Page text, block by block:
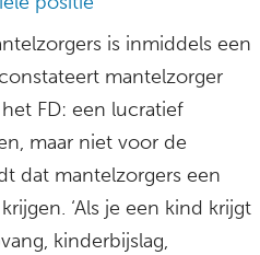
is inmiddels een
mantelzorger
FD: een lucratief
maar niet voor de
dat mantelzorgers een
‘Als je een kind krijgt
kinderbijslag,